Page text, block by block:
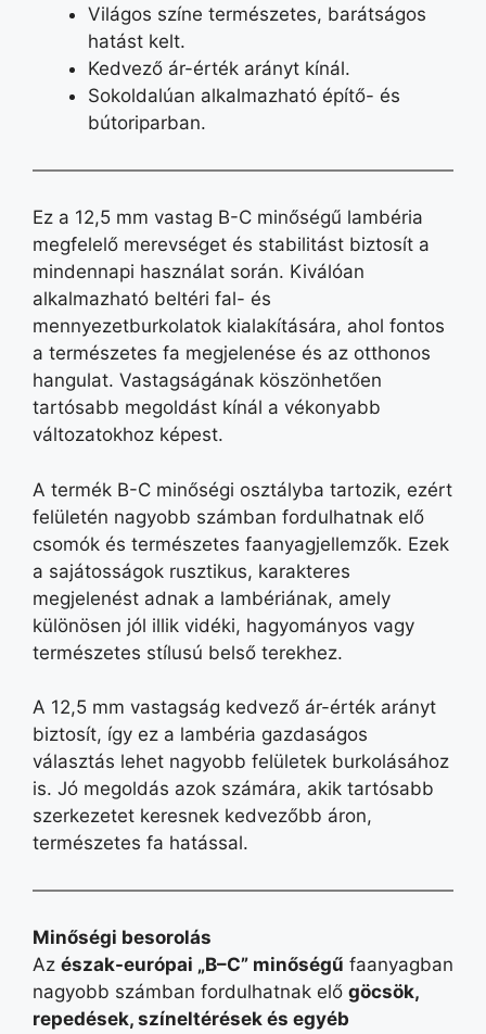
Világos színe természetes, barátságos
hatást kelt.
Kedvező ár-érték arányt kínál.
Sokoldalúan alkalmazható építő- és
bútoriparban.
Ez a 12,5 mm vastag B-C minőségű lambéria
megfelelő merevséget és stabilitást biztosít a
mindennapi használat során. Kiválóan
alkalmazható beltéri fal- és
mennyezetburkolatok kialakítására, ahol fontos
a természetes fa megjelenése és az otthonos
hangulat. Vastagságának köszönhetően
tartósabb megoldást kínál a vékonyabb
változatokhoz képest.
A termék B-C minőségi osztályba tartozik, ezért
felületén nagyobb számban fordulhatnak elő
csomók és természetes faanyagjellemzők. Ezek
a sajátosságok rusztikus, karakteres
megjelenést adnak a lambériának, amely
különösen jól illik vidéki, hagyományos vagy
természetes stílusú belső terekhez.
A 12,5 mm vastagság kedvező ár-érték arányt
biztosít, így ez a lambéria gazdaságos
választás lehet nagyobb felületek burkolásához
is. Jó megoldás azok számára, akik tartósabb
szerkezetet keresnek kedvezőbb áron,
természetes fa hatással.
Minőségi besorolás
Az észak-európai „B–C” minőségű faanyagban
nagyobb számban fordulhatnak elő göcsök,
repedések, színeltérések és egyéb